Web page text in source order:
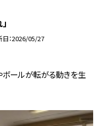
日 2026/05/27
ールが転がる動きを生